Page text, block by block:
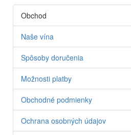
Obchod
Naše vína
Spôsoby doručenia
Možnosti platby
Obchodné podmienky
Ochrana osobných údajov